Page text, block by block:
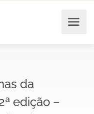
da
edição –